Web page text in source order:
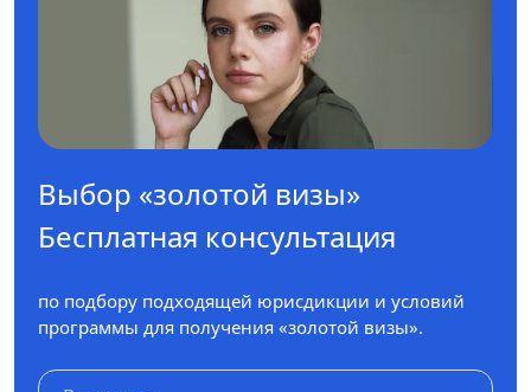
Выбор «золотой визы»
Бесплатная консультация
по подбору подходящей юрисдикции и условий
программы для получения «золотой визы».